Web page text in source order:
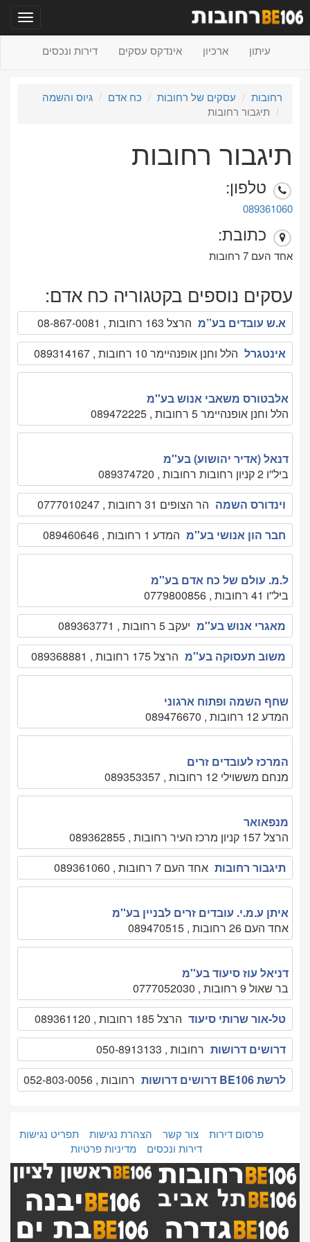
עיתון ארכיון אינדקס עסקים דירות ונכסים
רחובות עסקים של רחובות כח אדם
גיוס והשמה
תיגבור רחובות
תיגבור רחובות
טלפון:
089361060
כתובת:
אחד העם 7 רחובות
עסקים נוספים בקטגוריה כח אדם:
א.ש עובדים בע”מ הרצל 163 רחובות , 08-867-0081
אינטגרל הלל וחנן אופנהיימר 10 רחובות , 089314167
אלבטורס משאבי אנוש בע''מ
הלל וחנן אופנהיימר 5 רחובות , 089472225
דנאל (אדיר יהושוע) בע''מ
ביל''ו 2 קניון רחובות רחובות , 089374720
וינדורס השמה הר הצופים 31 רחובות , 0777010247
חבר הון אנושי בע''מ המדע 1 רחובות , 089460646
ל.מ. עולם של כח אדם בע''מ
ביל''ו 41 רחובות , 0779800856
מאגרי אנוש בע''מ יעקב 5 רחובות , 089363771
משוב תעסוקה בע''מ הרצל 175 רחובות , 089368881
שחף השמה ופתוח ארגוני
המדע 12 רחובות , 089476670
המרכז לעובדים זרים
מנחם מששוילי 12 רחובות , 089353357
מנפאואר
הרצל 157 קניון מרכז העיר רחובות , 089362855
תיגבור רחובות אחד העם 7 רחובות , 089361060
איתן ע.מ.י. עובדים זרים לבניין בע''מ
אחד העם 26 רחובות , 089470515
דניאל עוז סיעוד בע''מ
בר שאול 9 רחובות , 0777052030
טל-אור שרותי סיעוד הרצל 185 רחובות , 089361120
דרושים דרושות רחובות , 050-8913133
לרשת BE106 דרושים דרושות
רחובות , 052-803-0056
פרסום דירות צור קשר הצהרת נגישות
תפריט נגישות
דירות ונכסים
מדיניות פרטיות